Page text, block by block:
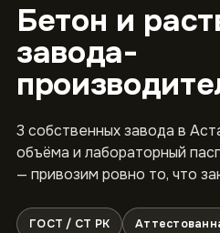
Бетон и
завода-
3 собственных завода в
объёма и лабораторный
— привозим ровно то, что
ГОСТ / СТ РК